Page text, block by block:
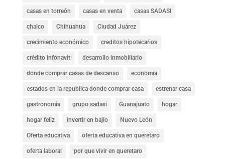
casas en torreón casas en venta casas SADASI
chalco Chihuahua Ciudad Juárez
crecimiento económico creditos hipotecarios
crédito infonavit desarrollo inmobiliario
donde comprar casas de descanso economia
estados en la republica donde comprar casa estrenar casa
gastronomia grupo sadasi Guanajuato hogar
hogar feliz invertir en bajío Nuevo León
Oferta educativa oferta educativa en queretaro
oferta laboral por que vivir en queretaro